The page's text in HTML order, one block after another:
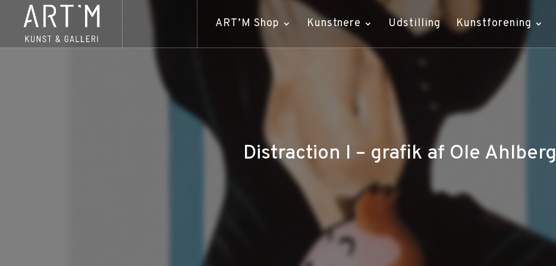
ART’M Shop Kunstnere Udstilling Kunstforening
Distraction l – grafik af Ole Ahlberg